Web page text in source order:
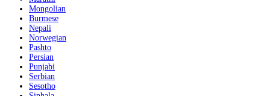
Mongolian
Burmese
Nepali
Norwegian
Pashto
Persian
Punjabi
Serbian
Sesotho